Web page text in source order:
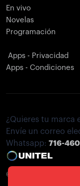
En vivo
Novelas
Programación
Apps - Privacidad
Apps - Condiciones
¿Quieres tu marca
Envíe un correo
Whatsapp: 716-
© Unitel. 2026